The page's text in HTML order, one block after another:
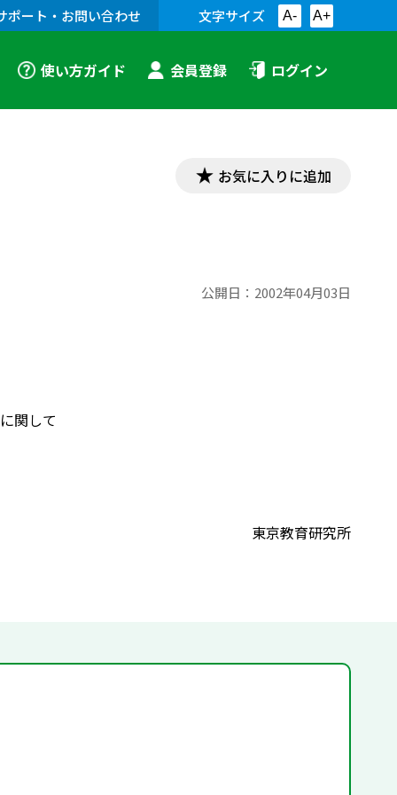
ポート・お問い合わせ 文字サイズ A- A+
使い方ガイド 会員登録 ログイン
お気に入りに追加
公開日： 2002年04月03日
関して
東京教育研究所